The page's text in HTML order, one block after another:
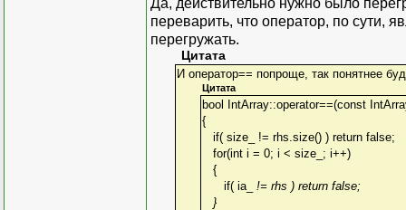
переварить, что оператор, по сути,
перегружать.
Цитата
И оператор== попроще, так понятнее
Цитата
bool IntArray::operator==(const
{
if( size_ != rhs.size() ) return false;
for(int i = 0; i < size_; i++)
{
if( ia_
!= rhs ) return false;
}